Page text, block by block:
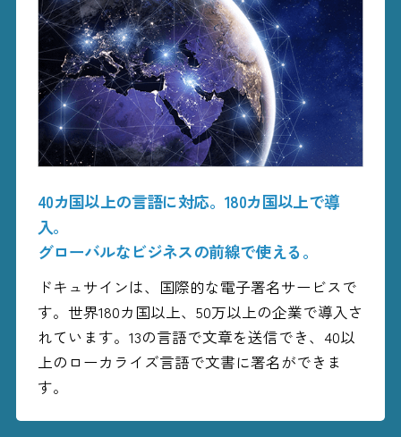
40カ国以上の言語に対応。180カ国以上で導
入。
グローバルなビジネスの前線で使える。
ドキュサインは、国際的な電子署名サービスで
す。世界180カ国以上、50万以上の企業で導入さ
れています。13の言語で文章を送信でき、40以
上のローカライズ言語で文書に署名ができま
す。